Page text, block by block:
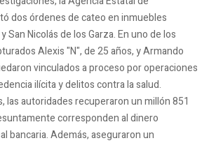
dos órdenes de cateo en inmuebles
San Nicolás de los Garza. En uno de los
Alexis "N", de 25 años, y Armando
vinculados a proceso por operaciones
ilícita y delitos contra la salud.
las autoridades recuperaron un millón 851
corresponden al dinero
bancaria. Además, aseguraron un